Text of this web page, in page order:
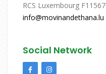
RCS Luxembourg F11567
info@movinandethana.lu
Social Network